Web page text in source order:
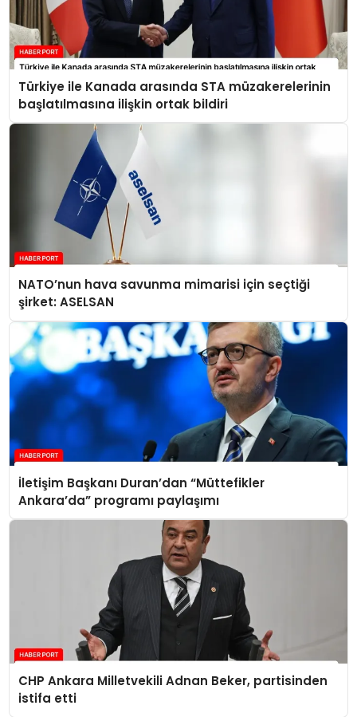
Türkiye ile Kanada arasında STA müzakerelerinin
başlatılmasına ilişkin ortak bildiri
NATO’nun hava savunma mimarisi için seçtiği
şirket: ASELSAN
İletişim Başkanı Duran’dan “Müttefikler
Ankara’da” programı paylaşımı
CHP Ankara Milletvekili Adnan Beker, partisinden
istifa etti